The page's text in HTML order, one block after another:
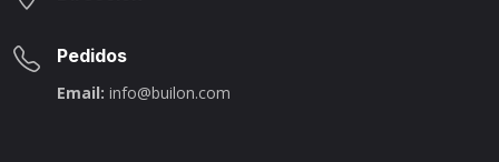
Pedidos
Email: info@builon.com